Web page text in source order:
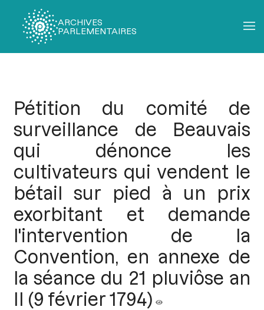
ARCHIVES
PARLEMENTAIRES
Pétition du comité de
surveillance de Beauvais
qui dénonce les
cultivateurs qui vendent le
bétail sur pied à un prix
exorbitant et demande
l'intervention de la
Convention, en annexe de
la séance du 21 pluviôse an
II (9 février 1794)